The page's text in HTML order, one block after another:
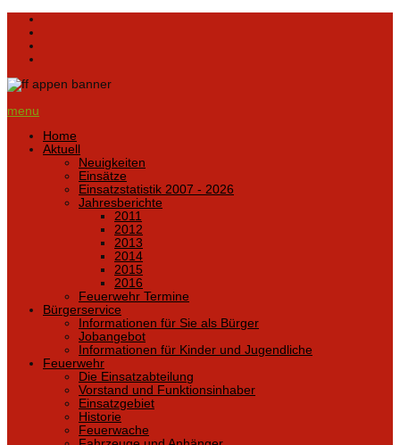
menu
Home
Aktuell
Neuigkeiten
Einsätze
Einsatzstatistik 2007 - 2026
Jahresberichte
2011
2012
2013
2014
2015
2016
Feuerwehr Termine
Bürgerservice
Informationen für Sie als Bürger
Jobangebot
Informationen für Kinder und Jugendliche
Feuerwehr
Die Einsatzabteilung
Vorstand und Funktionsinhaber
Einsatzgebiet
Historie
Feuerwache